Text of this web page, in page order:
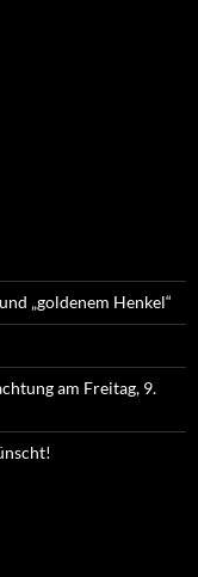
„goldenem Henkel“
am Freitag, 9.